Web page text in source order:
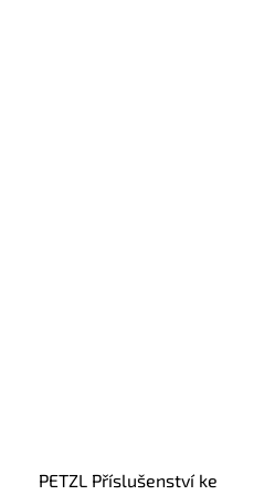
PETZL Příslušenství ke